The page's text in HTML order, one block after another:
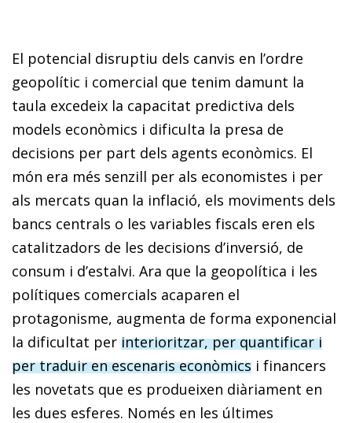
El potencial disruptiu dels canvis en l’ordre
geopolític i comercial que tenim damunt la
taula excedeix la capacitat predictiva dels
models econòmics i dificulta la presa de
decisions per part dels agents econòmics. El
món era més senzill per als economistes i per
als mercats quan la inflació, els moviments dels
bancs centrals o les variables fiscals eren els
catalitzadors de les decisions d’inversió, de
consum i d’estalvi. Ara que la geopolítica i les
polítiques comercials acaparen el
protagonisme, augmenta de forma exponencial
la dificultat per interioritzar, per quantificar i
per traduir en escenaris econòmics i financers
les novetats que es produeixen diàriament en
les dues esferes. Només en les últimes